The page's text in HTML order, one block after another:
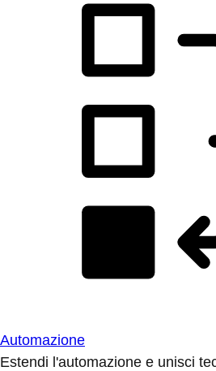
Automazione
Estendi l'automazione e unisci